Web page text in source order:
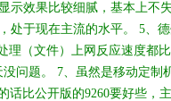
示效果比较细腻，基本上不
处于现在主流的水平。 5、
理（文件）上网反应速度都
问题。 7、虽然是移动定制
话比公开版的9260要好些，